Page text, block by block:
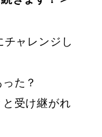
ャレンジし
た？
受け継がれ